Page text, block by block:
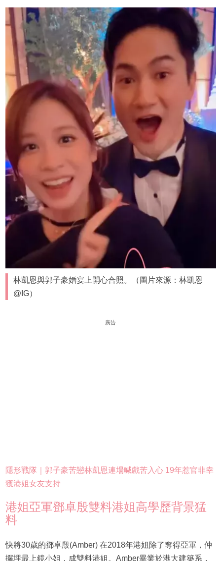
林凱恩與郭子豪婚宴上開心合照。（圖片來源：林凱恩
@IG）
廣告
隱形戰隊｜郭子豪苦戀林凱恩連場喊戲苦入心 19年惹官非幸
獲港姐女友支持
港姐亞軍鄧卓殷雙料港姐高學歷背景猛
料
快將30歲的鄧卓殷(Amber) 在2018年港姐除了奪得亞軍，仲
攞埋最上鏡小姐，成雙料港姐。Amber畢業於港大建築系，